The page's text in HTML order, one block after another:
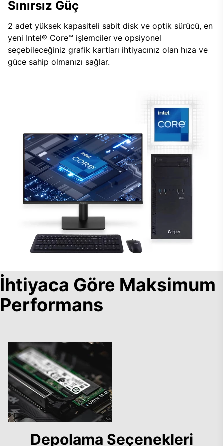
Sınırsız Güç
2 adet yüksek kapasiteli sabit disk ve optik sürücü, en
yeni Intel® Core™ işlemciler ve opsiyonel
seçebileceğiniz grafik kartları ihtiyacınız olan hıza ve
güce sahip olmanızı sağlar.
İhtiyaca Göre Maksimum
Performans
Depolama Seçenekleri